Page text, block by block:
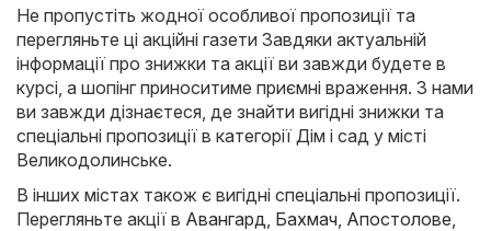
Не пропустіть жодної особливої пропозиції та
перегляньте ці акційні газети Завдяки актуальній
інформації про знижки та акції ви завжди будете в
курсі, а шопінг приноситиме приємні враження. З нами
ви завжди дізнаєтеся, де знайти вигідні знижки та
спеціальні пропозиції в категорії Дім і сад у місті
Великодолинське.
В інших містах також є вигідні спеціальні пропозиції.
Перегляньте акції в Авангард, Бахмач, Апостолове,